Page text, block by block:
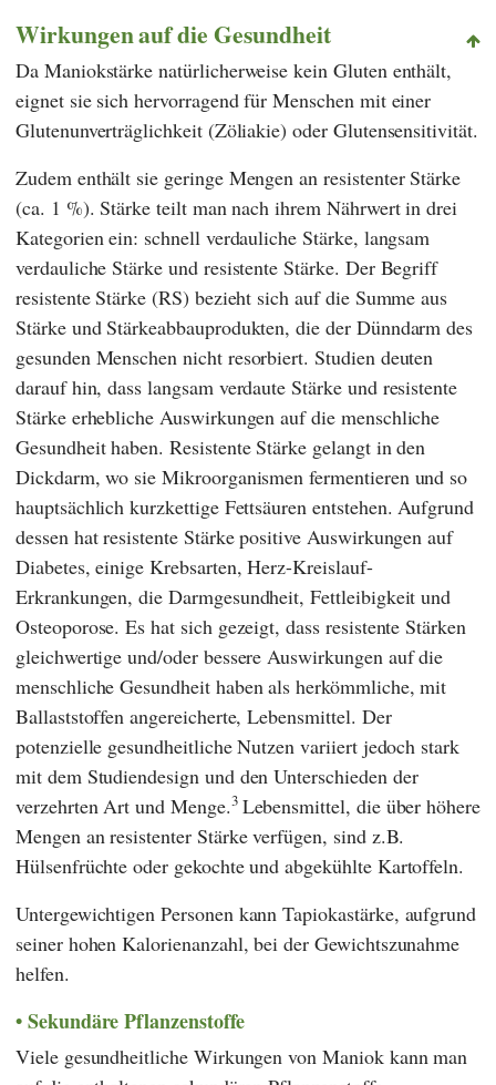
Wirkungen auf die Gesundheit
Da Maniokstärke natürlicherweise kein Gluten enthält,
eignet sie sich hervorragend für Menschen mit einer
Glutenunverträglichkeit (Zöliakie) oder Glutensensitivität.
Zudem enthält sie geringe Mengen an resistenter Stärke
(ca. 1 %). Stärke teilt man nach ihrem Nährwert in drei
Kategorien ein: schnell verdauliche Stärke, langsam
verdauliche Stärke und resistente Stärke. Der Begriff
resistente Stärke (RS) bezieht sich auf die Summe aus
Stärke und Stärkeabbauprodukten, die der Dünndarm des
gesunden Menschen nicht resorbiert. Studien deuten
darauf hin, dass langsam verdaute Stärke und resistente
Stärke erhebliche Auswirkungen auf die menschliche
Gesundheit haben. Resistente Stärke gelangt in den
Dickdarm, wo sie Mikroorganismen fermentieren und so
hauptsächlich kurzkettige Fettsäuren entstehen. Aufgrund
dessen hat resistente Stärke positive Auswirkungen auf
Diabetes, einige Krebsarten, Herz-Kreislauf-
Erkrankungen, die Darmgesundheit, Fettleibigkeit und
Osteoporose. Es hat sich gezeigt, dass resistente Stärken
gleichwertige und/oder bessere Auswirkungen auf die
menschliche Gesundheit haben als herkömmliche, mit
Ballaststoffen angereicherte, Lebensmittel. Der
potenzielle gesundheitliche Nutzen variiert jedoch stark
mit dem Studiendesign und den Unterschieden der
verzehrten Art und Menge.3 Lebensmittel, die über höhere
Mengen an resistenter Stärke verfügen, sind z.B.
Hülsenfrüchte oder gekochte und abgekühlte Kartoffeln.
Untergewichtigen Personen kann Tapiokastärke, aufgrund
seiner hohen Kalorienanzahl, bei der Gewichtszunahme
helfen.
Sekundäre Pflanzenstoffe
Viele gesundheitliche Wirkungen von Maniok kann man